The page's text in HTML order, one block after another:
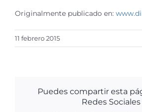
Originalmente publicado en:
11 febrero 2015
Puedes compartir esta
Redes Sociales